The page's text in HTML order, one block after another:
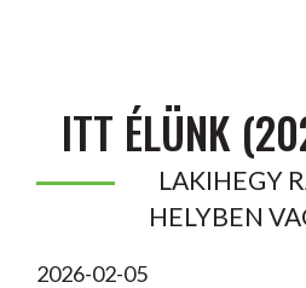
ITT ÉLÜNK
LAKIHEGY
HELYBEN
2026-02-05